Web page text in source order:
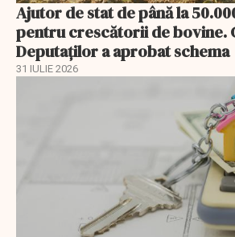
Ajutor de stat de până la
pentru crescătorii de bovine.
Deputaților a aprobat schema
31 IULIE 2026